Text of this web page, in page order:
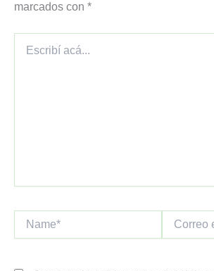
marcados con *
acá...
electrónico*